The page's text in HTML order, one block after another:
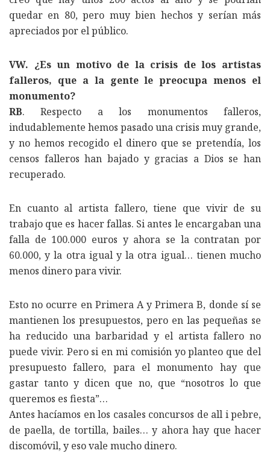
quedar en 80, pero muy bien hechos y serían más
apreciados por el público.
VW. ¿Es un motivo de la crisis de los artistas
falleros, que a la gente le preocupa menos el
monumento?
RB. Respecto a los monumentos falleros,
indudablemente hemos pasado una crisis muy grande,
y no hemos recogido el dinero que se pretendía, los
censos falleros han bajado y gracias a Dios se han
recuperado.
En cuanto al artista fallero, tiene que vivir de su
trabajo que es hacer fallas. Si antes le encargaban una
falla de 100.000 euros y ahora se la contratan por
60.000, y la otra igual y la otra igual… tienen mucho
menos dinero para vivir.
Esto no ocurre en Primera A y Primera B, donde sí se
mantienen los presupuestos, pero en las pequeñas se
ha reducido una barbaridad y el artista fallero no
puede vivir. Pero si en mi comisión yo planteo que del
presupuesto fallero, para el monumento hay que
gastar tanto y dicen que no, que “nosotros lo que
queremos es fiesta”…
Antes hacíamos en los casales concursos de all i pebre,
de paella, de tortilla, bailes… y ahora hay que hacer
discomóvil, y eso vale mucho dinero.